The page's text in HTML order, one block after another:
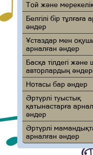
Той және
Белгілі бір тұлғаға
әндер
Ұстаздар мен
арналған әндер
Басқа тілдегі және
авторлардың
Нотасы бар әндер
Әртүрлі туыстық
қатынастарға
әндер
Әртүрлі
арналған әндер